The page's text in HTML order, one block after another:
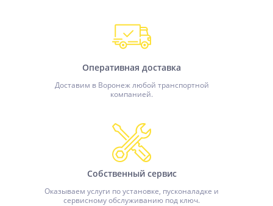
Оперативная доставка
Доставим в Воронеж любой транспортной
компанией.
Собственный сервис
Оказываем услуги по установке, пусконаладке и
сервисному обслуживанию под ключ.